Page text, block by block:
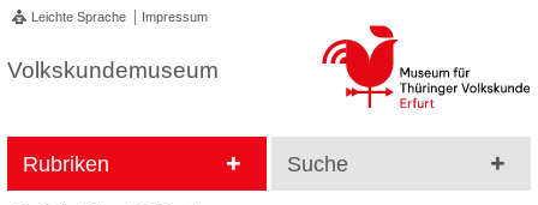
Leichte Sprache Impressum
Volkskundemuseum
Rubriken Suche